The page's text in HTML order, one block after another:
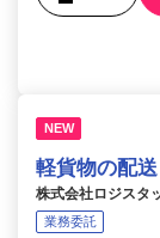
NEW
軽貨物の配送
株式会社ロジスタ
業務委託